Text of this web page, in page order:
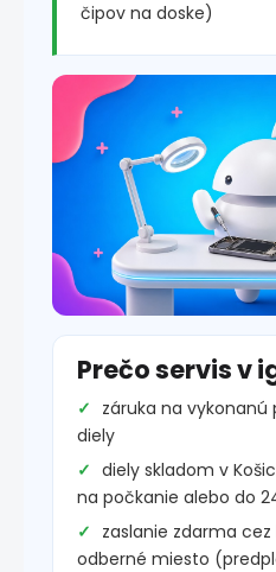
čipov na doske)
Prečo servis v
záruka na
diely
diely skladom v
na počkanie alebo do
zaslanie zdarma
odberné miesto